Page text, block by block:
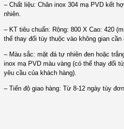
– Chất liệu: Chân inox 304 mạ PVD kết
nhiên.
– KT tiêu chuẩn: Rộng: 800 X Cao: 420
thể thay đổi tùy thuộc vào không gian cần
– Màu sắc: mặt đá tự nhiên đen hoặc
inox mạ PVD màu vàng (có thể thay đổi
yêu cầu của khách hàng).
– Tiến độ giao hàng: Từ 8-12 ngày tùy đơn